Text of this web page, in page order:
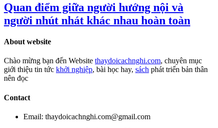
Quan điểm giữa người hướng nội và
người nhút nhát khác nhau hoàn toàn
About website
Chào mừng bạn đến Website thaydoicachnghi.com, chuyên mục
giới thiệu tin tức khởi nghiệp, bài học hay, sách phát triển bản thân
nên đọc
Contact
Email: thaydoicachnghi.com@gmail.com